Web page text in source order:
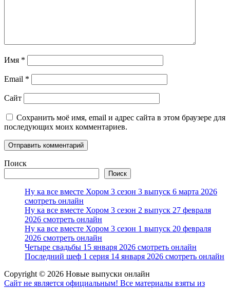
Имя *
Email *
Сайт
Сохранить моё имя, email и адрес сайта в этом браузере для
последующих моих комментариев.
Поиск
Поиск
Ну ка все вместе Хором 3 сезон 3 выпуск 6 марта 2026
смотреть онлайн
Ну ка все вместе Хором 3 сезон 2 выпуск 27 февраля
2026 смотреть онлайн
Ну ка все вместе Хором 3 сезон 1 выпуск 20 февраля
2026 смотреть онлайн
Четыре свадьбы 15 января 2026 смотреть онлайн
Последний шеф 1 серия 14 января 2026 смотреть онлайн
Copyright © 2026 Новые выпуски онлайн
Сайт не является официальным! Все материалы взяты из